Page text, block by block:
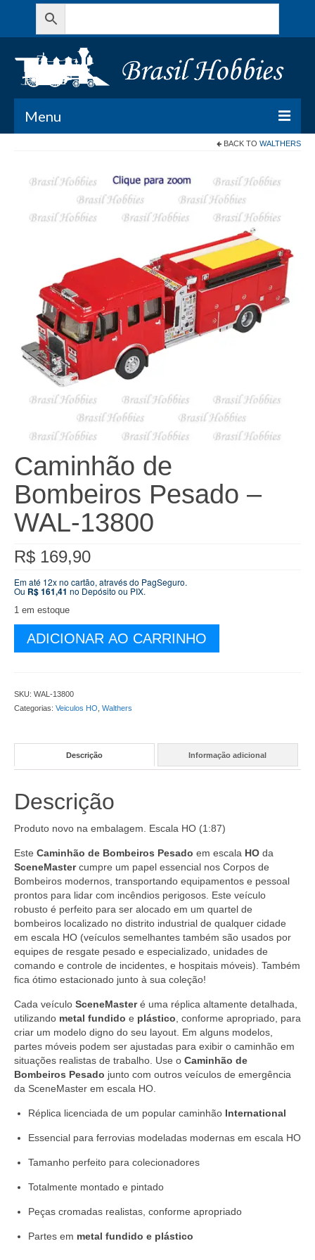
Menu
Meu Carrinho
Minha conta
BACK TO WALTHERS
Caminhão de
Bombeiros Pesado –
WAL-13800
R$ 169,90
Em até 12x no cartão, através do PagSeguro.
Ou R$161,41 no Depósito ou PIX.
1 em estoque
Caminhão
13800
ADICIONAR AO CARRINHO
SKU: WAL-13800
Categorias: Veiculos HO Walthers
Descrição Informação adicional
Descrição
Produto novo na embalagem. Escala HO (1:87)
Este Caminhão de Bombeiros Pesado em escala HO da
SceneMastercumpre um papel essencial nos Corpos de
Bombeiros modernos, transportando equipamentos e pessoal
prontos para lidar com incêndios perigosos. Este veículo
robusto é perfeito para ser alocado em um quartel de
bombeiros localizado no distrito industrial de qualquer cidade
em escala HO (veículos semelhantes também são usados por
equipes de resgate pesado e especializado, unidades de
comando e controle de incidentes, e hospitais móveis). Também
fica ótimo estacionado junto à sua coleção!
Cada veículo SceneMasteré uma réplica altamente detalhada,
utilizando metal fundido e plástico, conforme apropriado, para
criar um modelo digno do seu layout. Em alguns modelos,
partes móveis podem ser ajustadas para exibir o caminhão em
situações realistas de trabalho. Use o Caminhão de
Bombeiros Pesado junto com outros veículos de emergência
da SceneMaster em escala HO.
Réplica licenciada de um popular caminhão International
Essencial para ferrovias modeladas modernas em escala HO
Tamanho perfeito para colecionadores
Totalmente montado e pintado
Peças cromadas realistas, conforme apropriado
Partes em metal fundido e plástico